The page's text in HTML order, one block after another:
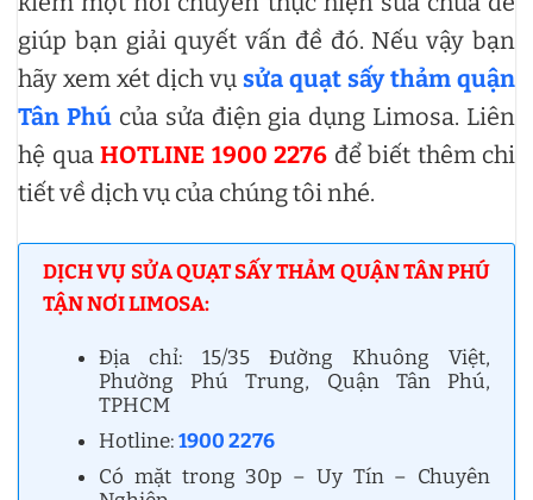
giúp bạn giải quyết vấn đề đó. Nếu vậy bạn
hãy xem xét dịch vụ sửa quạt sấy thảm quận
Tân Phúcủa sửa điện gia dụng Limosa. Liên
hệ qua HOTLINE 1900 2276 để biết thêm chi
tiết về dịch vụ của chúng tôi nhé.
DỊCH VỤ SỬA QUẠT SẤY THẢM QUẬN TÂN PHÚ
TẬN NƠI LIMOSA:
Địa chỉ: 15/35 Đường Khuông Việt,
Phường Phú Trung, Quận Tân Phú,
TPHCM
Hotline:1900 2276
Có mặt trong 30p – Uy Tín – Chuyên